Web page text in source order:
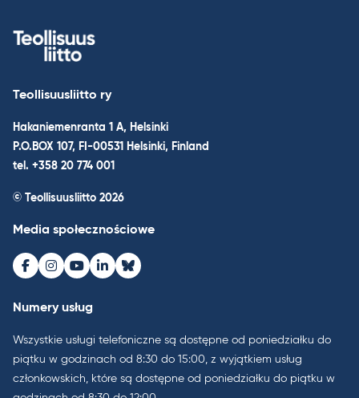
Teollisuusliitto ry
Hakaniemenranta 1 A, Helsinki
P.O.BOX 107, FI-00531 Helsinki, Finland
tel. +358 20 774 001
© Teollisuusliitto 2026
Media społecznościowe
Facebook
Instagram
Youtube
LinkedInBluesky
Numery usług
Wszystkie usługi telefoniczne są dostępne od poniedziałku do
piątku w godzinach od 8:30 do 15:00, z wyjątkiem usług
członkowskich, które są dostępne od poniedziałku do piątku w